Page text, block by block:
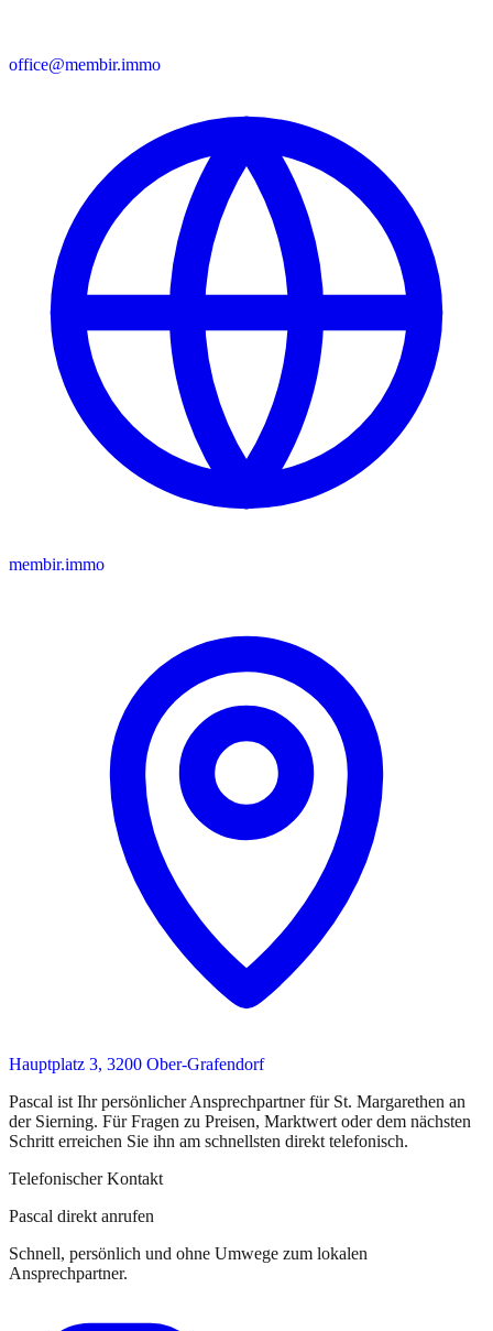
office@membir.immo
membir.immo
Hauptplatz 3, 3200 Ober-Grafendorf
Pascal ist Ihr persönlicher Ansprechpartnerfür St. Margarethen an
der Sierning. Für Fragen zu Preisen, Marktwert oder dem nächsten
Schritt erreichen Sie ihn am schnellsten direkt telefonisch.
Telefonischer Kontakt
Pascal direkt anrufen
Schnell, persönlich und ohne Umwege zum lokalen
Ansprechpartner.